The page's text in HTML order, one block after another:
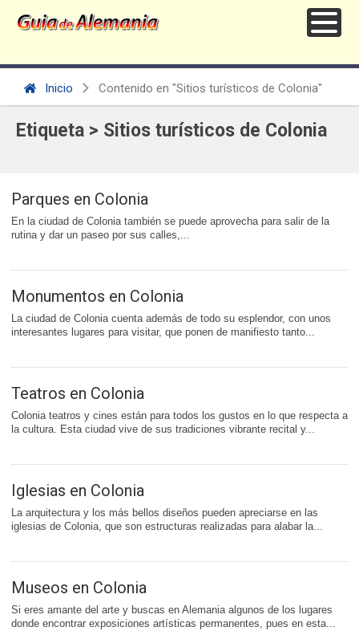
Inicio Contenido en "Sitios turísticos de Colonia"
Etiqueta > Sitios turísticos de Colonia
Parques en Colonia
En la ciudad de Colonia también se puede aprovecha para salir de la
rutina y dar un paseo por sus calles,...
Monumentos en Colonia
La ciudad de Colonia cuenta además de todo su esplendor, con unos
interesantes lugares para visitar, que ponen de manifiesto tanto...
Teatros en Colonia
Colonia teatros y cines están para todos los gustos en lo que respecta a
la cultura. Esta ciudad vive de sus tradiciones vibrante recital y...
Iglesias en Colonia
La arquitectura y los más bellos diseños pueden apreciarse en las
iglesias de Colonia, que son estructuras realizadas para alabar la...
Museos en Colonia
Si eres amante del arte y buscas en Alemania algunos de los lugares
donde encontrar exposiciones artísticas permanentes, pues en esta...